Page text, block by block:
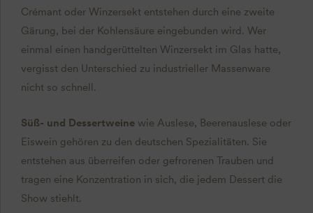
Crémant oder Winzersekt entstehen durch eine zweite
Gärung, bei der Kohlensäure eingebunden wird. Wer
einmal einen handgerüttelten Winzersekt im Glas hatte,
vergisst den Unterschied zu industrieller Massenware
nicht so schnell.
Süß- und Dessertweinewie Auslese, Beerenauslese oder
Eiswein gehören zu den deutschen Spezialitäten. Sie
entstehen aus überreifen oder gefrorenen Trauben und
tragen eine Konzentration in sich, die jedem Dessert die
Show stiehlt.